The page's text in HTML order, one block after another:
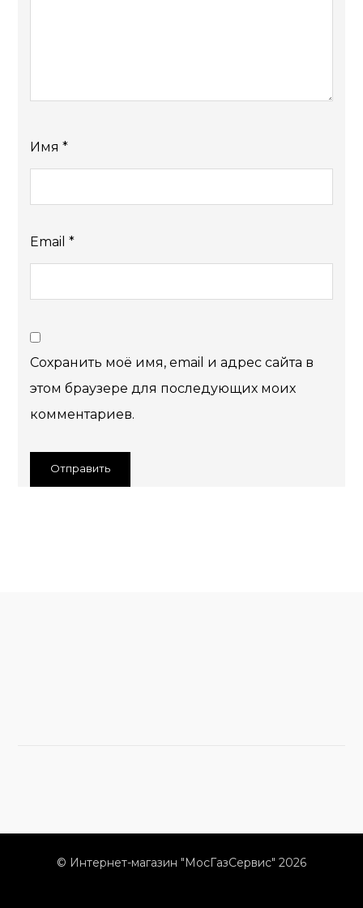
Имя*
Email*
Сохранить моё имя, email и адрес сайта в
этом браузере для последующих моих
комментариев.
© Интернет-магазин "МосГазСервис" 2026